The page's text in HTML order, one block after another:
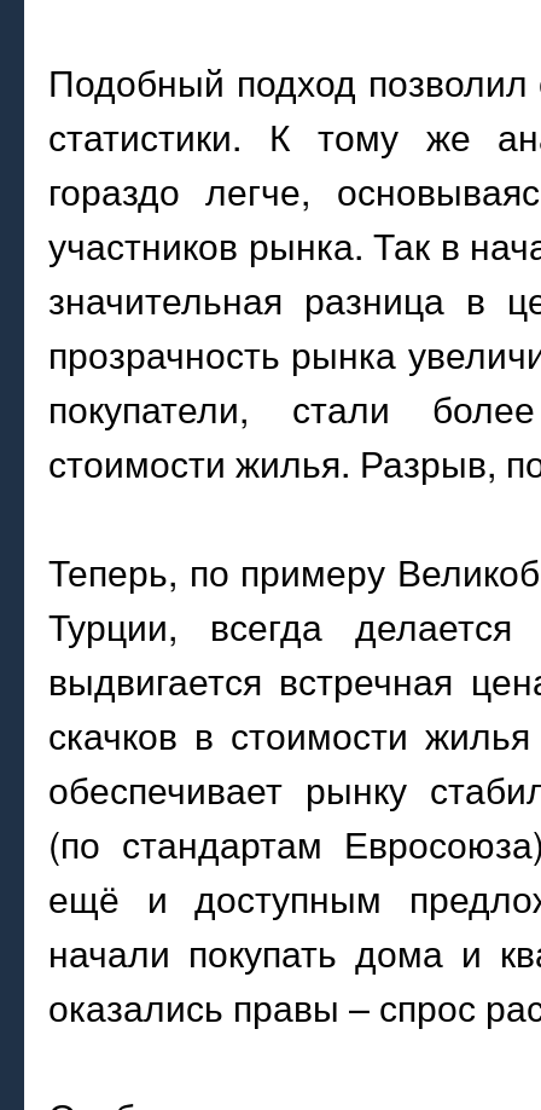
Подобный подход позволил
статистики. К тому же
гораздо легче,
участников рынка. Так в
значительная разница в
прозрачность рынка
покупатели, стали
стоимости жилья. Разрыв,
Теперь, по примеру
Турции, всегда
выдвигается встречная
скачков в стоимости
обеспечивает рынку
(по стандартам
ещё и доступным
начали покупать дома и
оказались правы – спрос